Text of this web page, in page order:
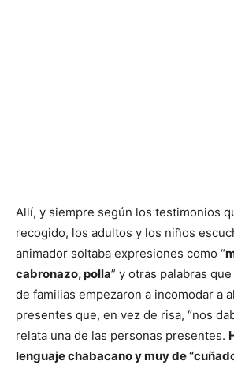
Allí, y siempre según los testimonios
recogido, los adultos y los niños
animador soltaba expresiones como “
cabronazo, polla” y otras palabras
de familias empezaron a incomodar a
presentes que, en vez de risa, “nos
relata una de las personas presentes.
lenguaje chabacano y muy de